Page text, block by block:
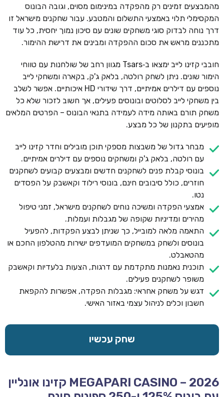
מהמבצעים זמינים רק מהפקדה במינימום מסוים, וגובה הבונוס
המקסימלי תלוי באמצעי התשלום והמטבע. עבור שחקנים מישראל זו
דרך נוחה לבדוק סוגי משחקים שונים עם סיכון נמוך יחסית, כל עוד
מתכננים מראש את סכום ההפקדה ומבינים את דרישת ההימור.
חובבי קזינו לייב ימצאו ב‑Tsars מגוון רחב של שולחנות עם טווחי
הימור שונים. ניתן לשחק רולטה, בלאק ג'ק, בקארה ומשחקי לייב
נוספים עם דילרים אמיתיים, דרך שידורי HD איכותיים. אפשר לשלב
בין משחקי לייב לסלוטים ובונוסים פעילים, אך חשוב לזכור שלא כל
משחק תורם באותה מידה לעמידה בתנאי הבונוס – הפרטים המלאים
מופיעים בתקנון של כל מבצע.
מבחר גדול של משבצות מספקי תוכן מובילים וחדר קזינו לייב
עם רולטה, בלאק ג'ק ומשחקים נוספים עם דילרים אמיתיים.
בונוסי קבלת פנים לשחקנים חדשים ומבצעים קבועים לשחקנים
חוזרים, כולל סיבובים חינם, בונוסי רילוד וקאשבק על הפסדים
נטו.
אמצעי הפקדה ומשיכה נוחים לשחקנים מישראל, זמני טיפול
מהירים ומדיניות שקופה של מגבלות ועמלות.
התאמה מלאה למובייל, כך שניתן לבצע הפקדות, להפעיל
בונוסים ולשחק במשחקים המועדפים ישירות מהטלפון החכם או
מהטאבלט.
תוכנית נאמנות מתקדמת עם דרגות, הצעות בלעדיות וקאשבק
משופר לשחקנים פעילים.
דגש על משחק אחראי: מגבלות הפקדה, אפשרות להקפאת
חשבון וכלים לניהול עצמי באזור האישי.
שחק עכשיו
MEGAPARI CASINO – 2026 קזינו אונליין